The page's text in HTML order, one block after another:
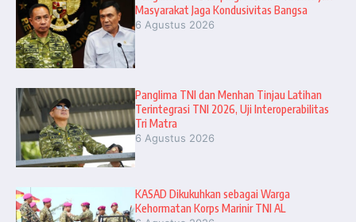
Masyarakat Jaga Kondusivitas Bangsa
6 Agustus 2026
Panglima TNI dan Menhan Tinjau Latihan
Terintegrasi TNI 2026, Uji Interoperabilitas
Tri Matra
6 Agustus 2026
KASAD Dikukuhkan sebagai Warga
Kehormatan Korps Marinir TNI AL